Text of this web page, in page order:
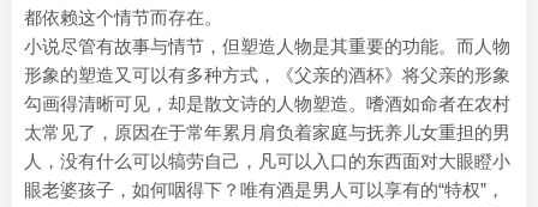
都依赖这个情节而存在。
小说尽管有故事与情节，但塑造人物是其重要的功能。而人物
形象的塑造又可以有多种方式，《父亲的酒杯》将父亲的形象
勾画得清晰可见，却是散文诗的人物塑造。嗜酒如命者在农村
太常见了，原因在于常年累月肩负着家庭与抚养儿女重担的男
人，没有什么可以犒劳自己，凡可以入口的东西面对大眼瞪小
眼老婆孩子，如何咽得下？唯有酒是男人可以享有的“特权”，